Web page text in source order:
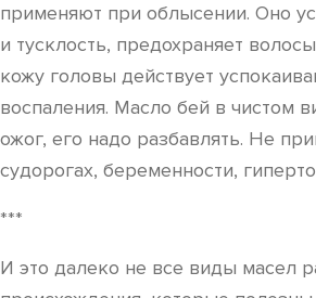
применяют при облысении. Оно
и тусклость, предохраняет
кожу головы действует
воспаления. Масло бей в чистом
ожог, его надо разбавлять. Не
судорогах, беременности,
***
И это далеко не все виды масел